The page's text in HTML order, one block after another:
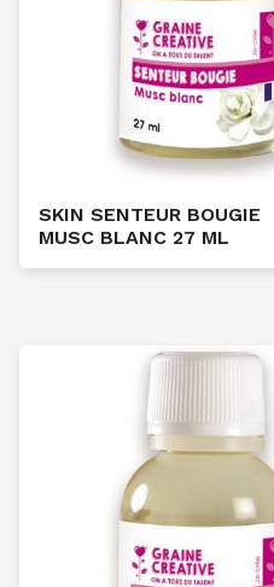
SKIN SENTEUR BOUGIE
MUSC BLANC 27 ML